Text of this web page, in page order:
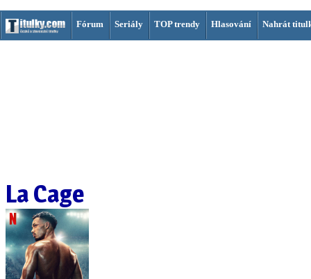
Fórum Seriály TOP trendy Hlasování Nahrát
La Cage